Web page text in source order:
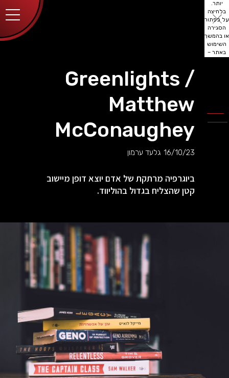
יותר.
בלחיצה
על כפתור
הסגירה
או בהמשך
השימוש
באתר –
Greenlights /
Matthew
McConaughey
16/10/23 גלעד ערמון
ביוגרפיה מרתקת של אדם יוצא דופן מיישוב
קטן שהצליח בגדול בהוליווד.